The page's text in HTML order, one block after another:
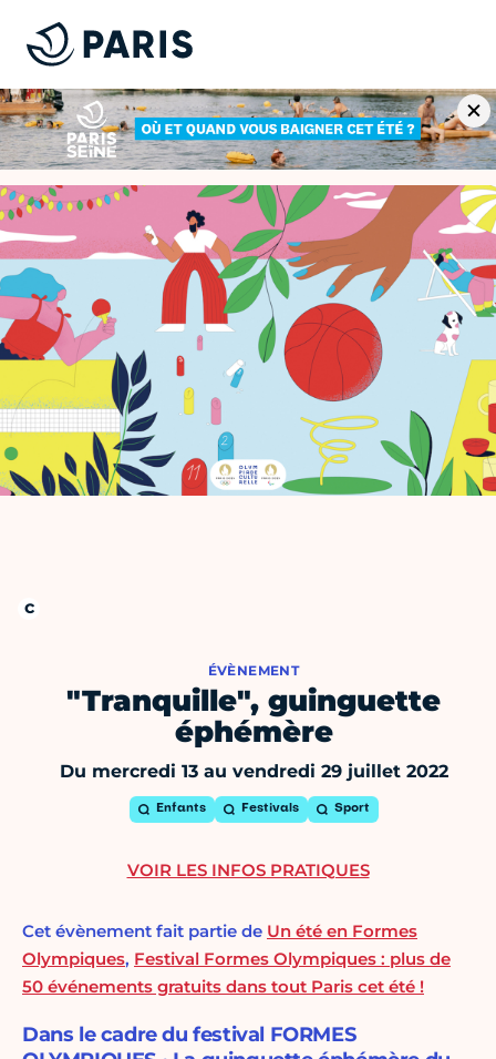
ÉVÈNEMENT
"Tranquille", guinguette
éphémère
Du mercredi 13 au vendredi 29 juillet 2022
Enfants Festivals Sport
Cet évènement fait partie de Un été en Formes
Olympiques, Festival Formes Olympiques : plus de
50 événements gratuits dans tout Paris cet été !
Dans le cadre du festival FORMES
VOIR LES INFOS PRATIQUES